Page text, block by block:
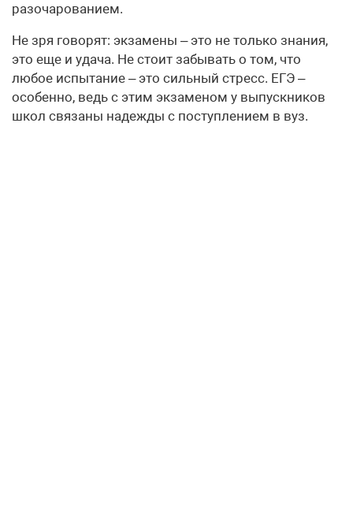
разочарованием.
Не зря говорят: экзамены – это не только знания,
это еще и удача. Не стоит забывать о том, что
любое испытание – это сильный стресс. ЕГЭ –
особенно, ведь с этим экзаменом у выпускников
школ связаны надежды с поступлением в вуз.